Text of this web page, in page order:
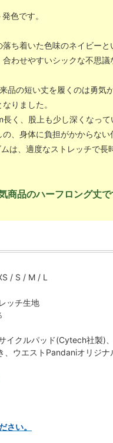
色です。
落ち着いた色味のネイビー
合わせやすいシックな不思
品の短い丈を履くのは勇気
りました。
く、股上も少し深くなって
、身体に負担がかからない
は、適度なストレッチで長
商品のハーフロング丈
/ S / M / L
ッチ生地
イクルパッド(Cytech社製)
、ウエストPandaniオリジナ
さい。